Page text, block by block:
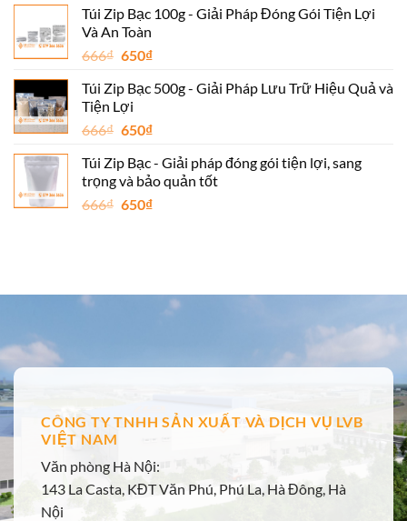
666₫. là:
Túi Zip Bạc 100g - Giải Pháp Đóng Gói Tiện Lợi
Và An Toàn
666₫ Giá
là:
666₫.
650₫Giá
tại
650₫.
Túi Zip Bạc 500g - Giải Pháp Lưu Trữ Hiệu Quả và
Tiện Lợi
666₫ Giá
là:
666₫.
650₫Giá
tại
là:
650₫.
Túi Zip Bạc - Giải pháp đóng gói tiện lợi, sang
trọng và bảo quản tốt
666₫ Giá
650₫Giá
CÔNG TY TNHH SẢN XUẤT VÀ DỊCH VỤ LVB
VIỆT NAM
Văn phòng Hà Nội:
143 La Casta, KĐT Văn Phú, Phú La, Hà Đông, Hà
Nội